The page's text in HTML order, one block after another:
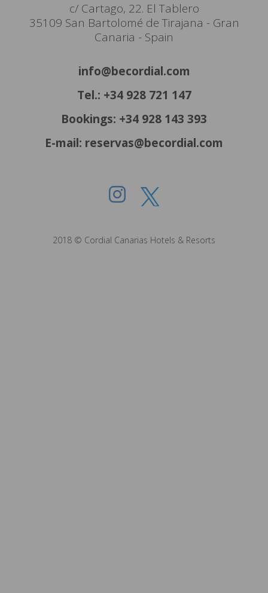
c/ Cartago, 22. El Tablero
35109 San Bartolomé de Tirajana - Gran
Canaria - Spain
info@becordial.com
Tel.: +34 928 721 147
Bookings: +34 928 143 393
E-mail: reservas@becordial.com
2018 © Cordial Canarias Hotels & Resorts